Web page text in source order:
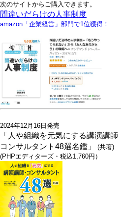
次のサイトからご購入できます。
間違いだらけの人事制度
amazon「企業経営」部門で1位獲得！
2024年12月16日発売
「人や組織を元気にする講演講師
コンサルタント48選名鑑」 (共著)
(PHPエディターズ・税込1,760円）